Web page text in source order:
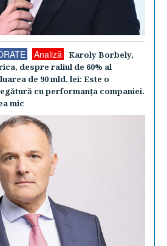
Analiză
Karoly Borbely,
despre raliul de 60% al
de 90 mld. lei: Este o
cu performanţa companiei.
mic